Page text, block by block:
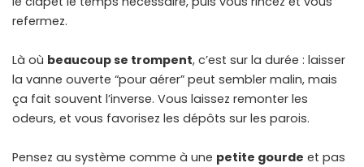
refermez.
Là où beaucoup se trompent, c’est sur la durée : laisser
la vanne ouverte “pour aérer” peut sembler malin, mais
ça fait souvent l’inverse. Vous laissez remonter les
odeurs, et vous favorisez les dépôts sur les parois.
Pensez au système comme à une petite gourde et pas